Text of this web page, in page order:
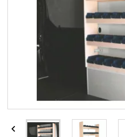
